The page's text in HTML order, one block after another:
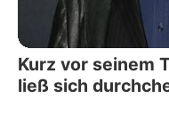
Kurz vor seinem
ließ sich